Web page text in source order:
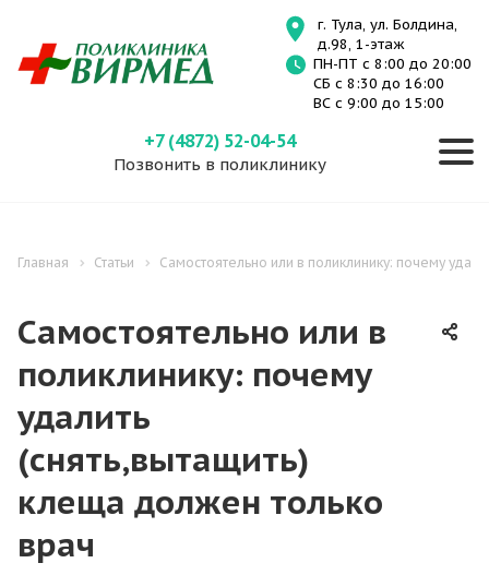
г. Тула, ул. Болдина,
д.98, 1-этаж
ПН-ПТ с 8:00 до 20:00
СБ с 8:30 до 16:00
ВС с 9:00 до 15:00
+7 (4872) 52-04-54
Позвонить в поликлинику
Главная Статьи Самостоятельно или в поликлинику: почему
Самостоятельно или в
поликлинику: почему
удалить
(снять,вытащить)
клеща должен только
врач